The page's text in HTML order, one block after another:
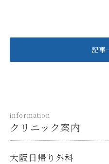
記事
information
クリニック案内
大阪日帰り外科